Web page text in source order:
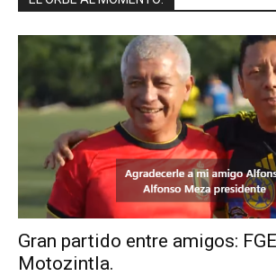
Gran partido entre amigos:
Motozintla.